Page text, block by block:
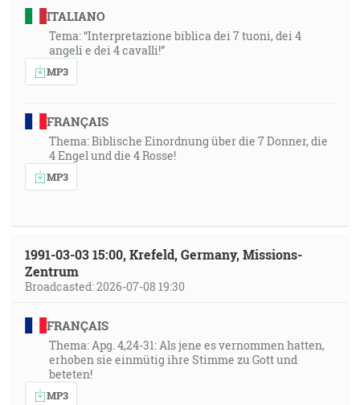
ITALIANO
Tema: “Interpretazione biblica dei 7 tuoni, dei 4
angeli e dei 4 cavalli!”
MP3
FRANÇAIS
Thema: Biblische Einordnung über die 7 Donner, die
4 Engel und die 4 Rosse!
MP3
1991-03-03 15:00, Krefeld, Germany, Missions-
Zentrum
Broadcasted: 2026-07-08 19:30
FRANÇAIS
Thema: Apg. 4,24-31: Als jene es vernommen hatten,
erhoben sie einmütig ihre Stimme zu Gott und
beteten!
MP3